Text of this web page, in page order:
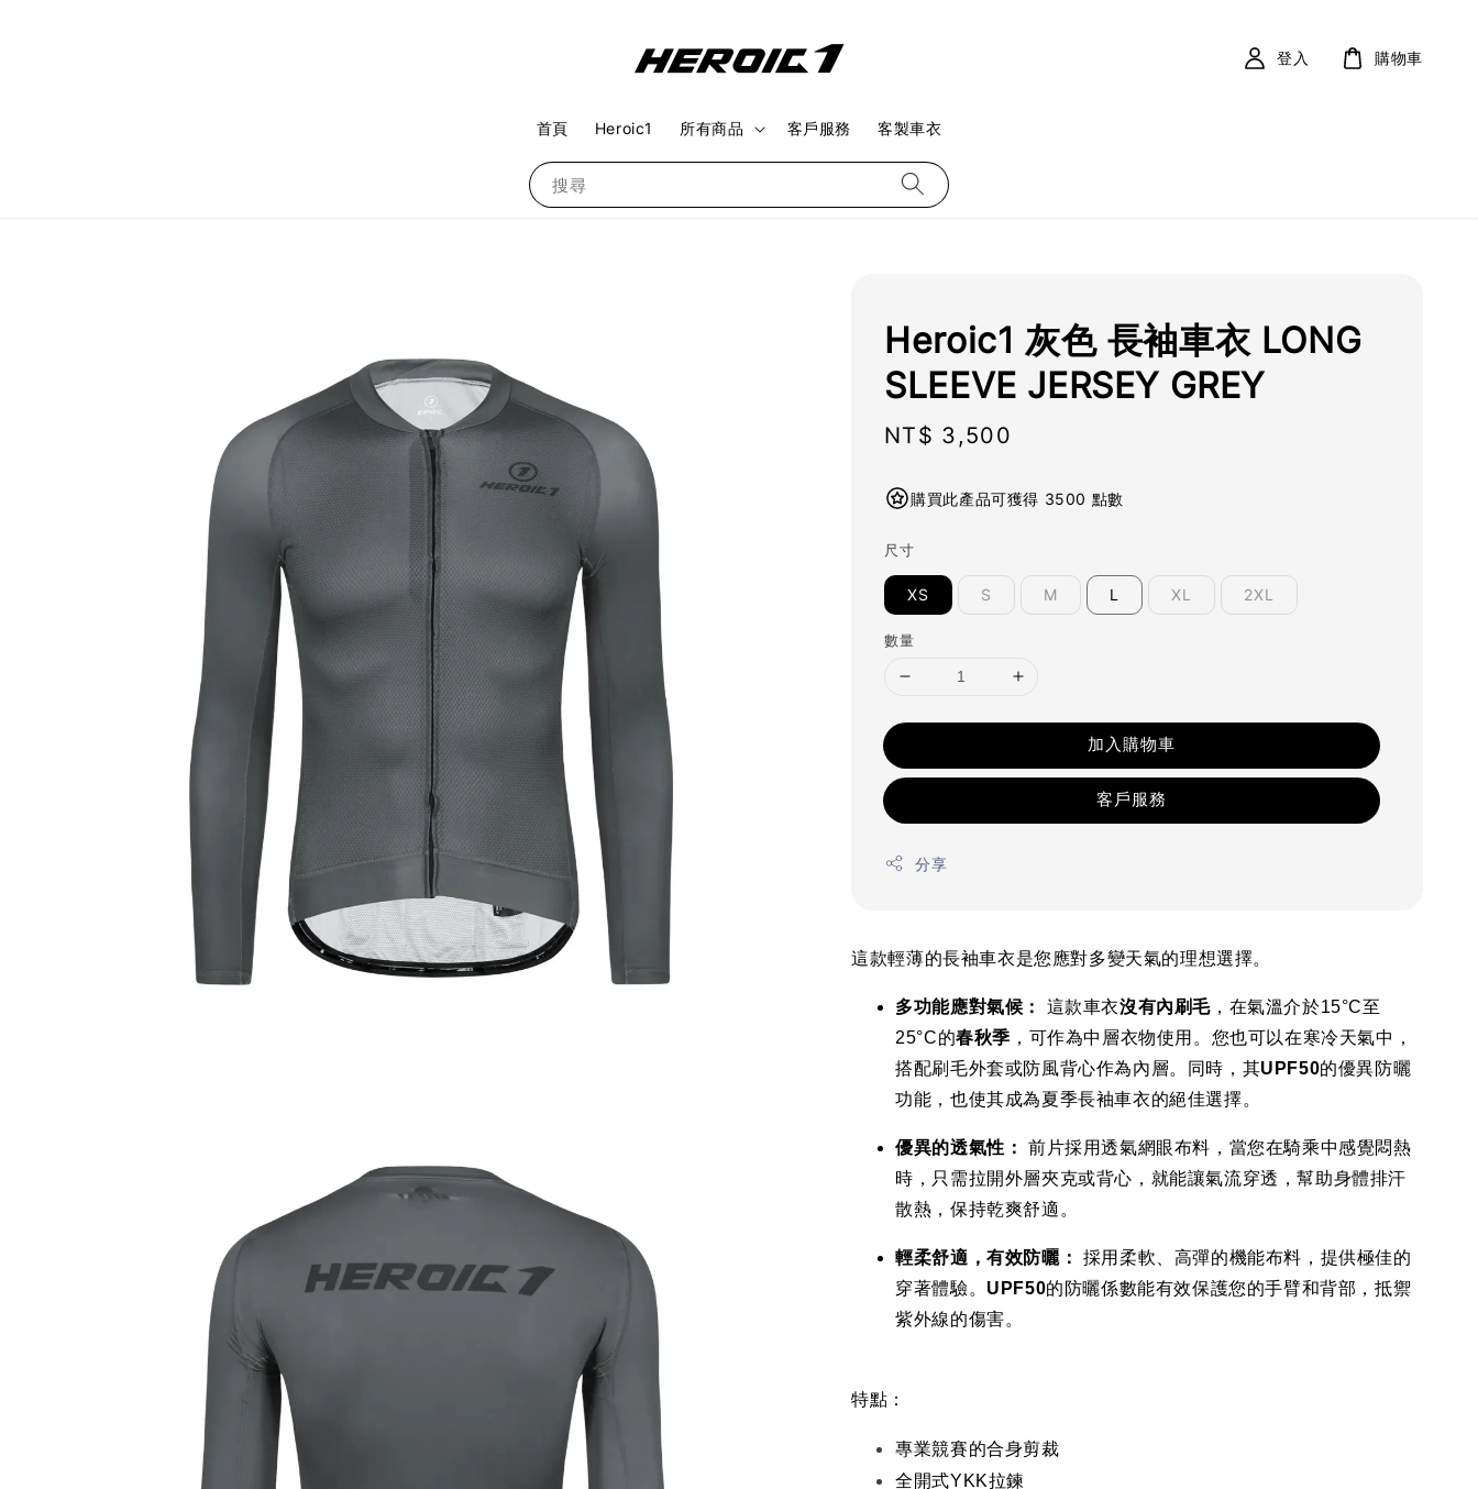
搜尋
首頁 Heroic1 所有商品 客戶服務 客製車衣
登入 購物車
Heroic1 灰色 長袖車衣 LONG
SLEEVE JERSEY GREY
Regular
NT$ 3,500
購買此產品可獲得 3500 點數
尺寸
XS S M L XL 2XL
數量
加入購物車
客戶服務
分享
這款輕薄的長袖車衣是您應對多變天氣的理想選擇。
多功能應對氣候： 這款車衣沒有內刷毛 ，在氣溫介於15°C至
25°C的春秋季 ，可作為中層衣物使用。您也可以在寒冷天氣中，
搭配刷毛外套或防風背心作為內層。同時，其UPF50的優異防曬
功能，也使其成為夏季長袖車衣的絕佳選擇。
優異的透氣性：
前片採用透氣網眼布料，當您在騎乘中感覺悶熱
時，只需拉開外層夾克或背心，就能讓氣流穿透，幫助身體排汗
散熱，保持乾爽舒適。
輕柔舒適，有效防曬：
採用柔軟、高彈的機能布料，提供極佳的
穿著體驗。 UPF50的防曬係數能有效保護您的手臂和背部，抵禦
紫外線的傷害。
特點：
專業競賽的合身剪裁
全開式YKK拉鍊